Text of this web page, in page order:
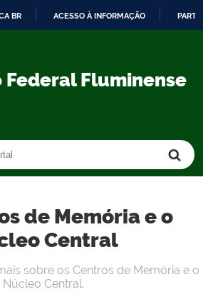
CONTEÚDO
BR ACESSO À INFORMAÇÃO
Fluminense
de Memória e o
Central
sobre os Centros de Memória e o
Núcleo Central.